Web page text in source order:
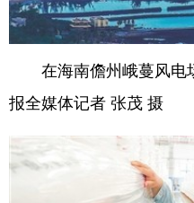
在海南儋州峨蔓风电
报全媒体记者 张茂 摄